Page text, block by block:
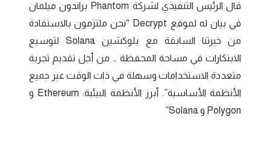
قال الرئيس التنفيذي لشركة Phantom براندون ميلمان
في بيان له لموقع Decrypt “نحن ملتزمون بالاستفادة
من خبرتنا السابقة مع بلوكشين Solana لتوسيع
الابتكارات في مساحة المحفظة … من أجل تقديم تجربة
متعددة الاستخدامات وسهلة في ذات الوقت عبر جميع
الأنظمة الأساسية”. أبرز الأنظمة البيئية: Ethereum و
Polygon و Solana”